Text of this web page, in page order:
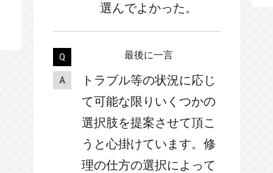
選んでよかった。
最後に一言
トラブル等の状況に応じ
て可能な限りいくつかの
選択肢を提案させて頂こ
うと心掛けています。修
理の仕方の選択によって